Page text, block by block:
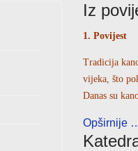
Iz
1. Povijest
Tradicija
vijeka, što
Danas su
Opširnije